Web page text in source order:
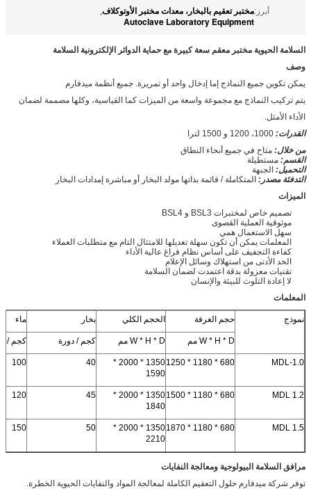
أبرز:مختبر تعقيم بالبخار، معدات مختبر الأوتوكلاف,
Autoclave Laboratory Equipment
السلامة الحيوية مختبر معقم سعة كبيرة مع حماية الدوائر الإلكترونية السلامة
وصف
يمكن تكوين جميع النماذج إما إدخال واحد أو تمريرة. جميع أنظمة ميدفارم
يتم تركيب النماذج مع مجموعة واسعة من الميزات كما القياسية، وكلها مصممة لضمان
الأداء الأمثل.
القدرات:
من خلال: متاح في جميع أنحاء النطاق
القسم: مستطيلة
التحميل: الجبهة
التدفئة مصدر: المتكاملة / قائمة بذاتها مولد البخار أو مباشرة إمدادات البخار
الميزات
تصميم خاص لمختبرات BSL3 و BSL4
موثوقية العملية القصوى
سهل الاستعمال همي
المعلمات يمكن أن تكون سهلة تعديلها للامتثال التام مع متطلبات العملاء
كفاءة التجفيف على أساس نظام فراغ عالية الأداء
الحد الأدنى من استهلاك وسائل الإعلام
تقنيات معزولة بدقة اعتمدت لضمان السلامة
لا إعادة التلوث للبيئة والإنسان
المعلمات
نموذج حجم الغرفة الحجم الكلي بخار ماء
W * H * D مم W * H * D مم كجم / دورة كجم /
MDL-1.0
680 * 1180 * 1250
1350 * 2000 *
1590
40
100
MDL 1.2
680 * 1180 * 1500
1350 * 2000 *
1840
45
120
MDL 1.5
680 * 1180 * 1870
1350 * 2000 *
2210
50
150
مرافق السلامة البيولوجية ومعالجة النفايات
توفر شركة ميدفارم حلول التعقيم الكاملة لمعالجة المواد والنفايات الحيوية الخطرة.